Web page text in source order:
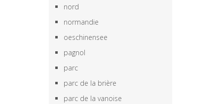
nord
normandie
oeschinensee
pagnol
parc
parc de la brière
parc de la vanoise